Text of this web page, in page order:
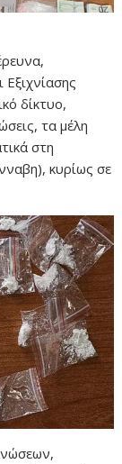
δίκτυο,
τα μέλη
στη
κυρίως σε